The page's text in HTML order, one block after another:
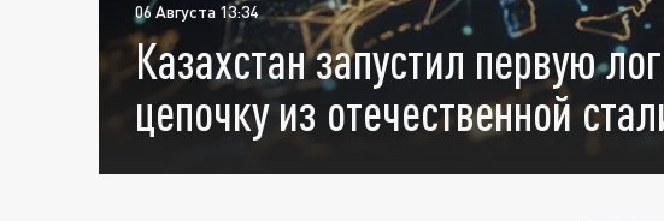
06 Августа 13:34
Казахстан запустил первую
цепочку из отечественной